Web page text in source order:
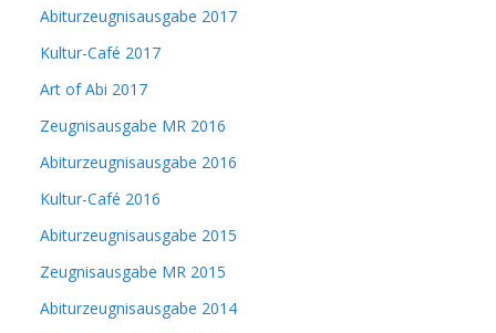
Abiturzeugnisausgabe 2017
Kultur-Café 2017
Art of Abi 2017
Zeugnisausgabe MR 2016
Abiturzeugnisausgabe 2016
Kultur-Café 2016
Abiturzeugnisausgabe 2015
Zeugnisausgabe MR 2015
Abiturzeugnisausgabe 2014